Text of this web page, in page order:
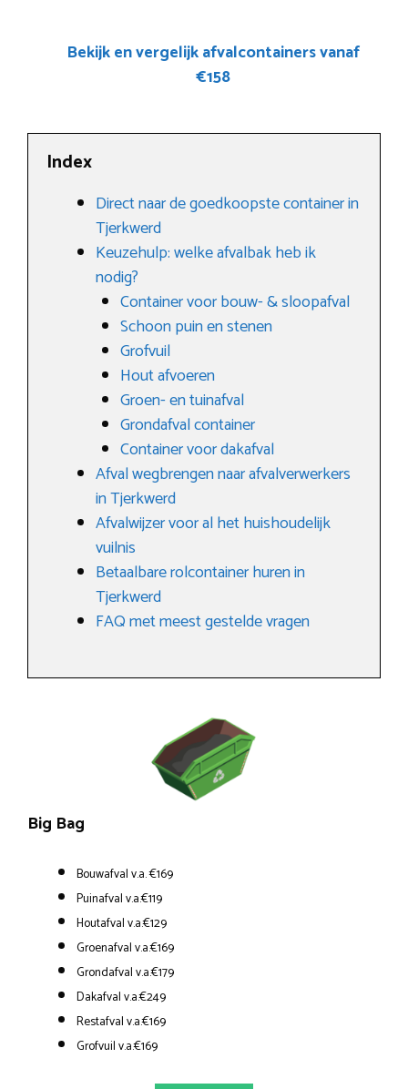
Bekijk en vergelijk afvalcontainers vanaf
€158
Index
Direct naar de goedkoopste container in
Tjerkwerd
Keuzehulp: welke afvalbak heb ik
nodig?
Container voor bouw- & sloopafval
Schoon puin en stenen
Grofvuil
Hout afvoeren
Groen- en tuinafval
Grondafval container
Container voor dakafval
Afval wegbrengen naar afvalverwerkers
in Tjerkwerd
Afvalwijzer voor al het huishoudelijk
vuilnis
Betaalbare rolcontainer huren in
Tjerkwerd
FAQ met meest gestelde vragen
Big Bag
Bouwafval v.a. €169
Puinafval v.a.€119
Houtafval v.a.€129
Groenafval v.a.€169
Grondafval v.a.€179
Dakafval v.a.€249
Restafval v.a.€169
Grofvuil v.a.€169